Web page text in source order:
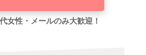
女性・メールのみ大歓迎！